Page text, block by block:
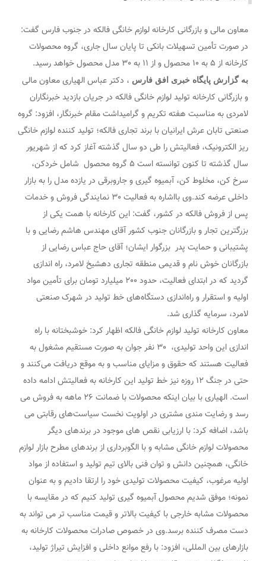
معاون مالی و بازرگانی کارخانه لوازم خانگی فالکه در جنوب فارس گفت:
در صورت تأمین تسهیلات بانکی تا پایان سال جاری، گروه محصولات
کارخانه از ۵ به ١٠ محصول و از ١١ به ٣٠ مدل محصول خواهد رسید.
به گزارش پایگاه خبری افق فارس ، دکتر عباس الهیاری معاون مالی
و بازرگانی کارخانه تولید لوازم خانگی فالکه در جریان بازدید خبرنگاران
لامردی به مناسبت هفته تکریم و گرامیداشت مقام خبرنگار، افزود: گروه
صنعتی تابان عرش ایرانیان با برند تجاری فالکه؛ تولید کننده لوازم خانگی
ریز الکترونیک، فعالیتش را طی دو سال گذشته آغاز کرد که از شهریور
سال گذشته تا کنون توانسته است ۵ گروه محصول شامل خردکن،
سرخ کن، مخلوط کن، آبمیوه گیری و جاروبرقی در یازده مدل را به بازار
داخلی عرضه کند.وی بااشاره به فعالیت ٣٠ نمایندگی فروش و خدمات
پس از فروش فالکه در کشور، گفت: این کارخانه با همت یکی از
بزرگترین تجار و بازرگانان جنوب کشور آقای مهندس هاشم رضایی و با
پشتیبانی و حمایت پدر بزرگوار ایشان؛ آقای حاج عباس رضایی از
بازرگانان خوش نام و قدیمی منطقه تجاری دهشیخ لامرد، راه اندازی
گردید که در ابتدای فعالیت، حدود ٢٠٠ میلیارد تومان برای تأمین مواد
اولیه و استقرار و راه‌اندازی دستگاه‌های خط تولید در شهرک صنعتی
لامرد، سرمایه گذاری شد.
معاون کارخانه تولید لوازم خانگی فالکه اظهار کرد: خوشبختانه با راه
اندازی این واحد تولیدی، ٣٠ نفر جوان به صورت مستقیم مشغول به
فعالیت هستند که حقوق و مزایای مناسب و به موقع دریافت می‌کنند و
حتی در جنگ ١٢ روزه نیز خط تولید این کارخانه به فعالیتش ادامه داده
است. الهیاری با بیان اینکه محصولات با ضمانت ٢۶ ماهه به فروش می
رسد و رضایت مندی مشتری در اولویت نخست سیاست‌های رقابتی می
باشد، اضافه کرد: با ارزیابی نقص های موجود در برندهای دیگر
محصولات لوازم خانگی مشابه و با الگوبرداری از برندهای مطرح بازار لوازم
خانگی، همچنین دانش و توان فنی بالای تیم تولید و استفاده از مواد
اولیه مرغوب، کیفیت محصولات تولیدی خود را ارتقا دادیم و به عنوان
نمونه؛ موفق شدیم محصول آبمیوه گیری تولید کنیم که در مقایسه با
محصولات مشابه خارجی با کیفیت بالاتر و قیمت مناسب تر می تواند به
دست مصرف کننده برسد.وی در خصوص صادرات محصولات کارخانه به
بازارهای بین المللی، افزود: با رفع موانع داخلی و افزایش تیراژ تولید،